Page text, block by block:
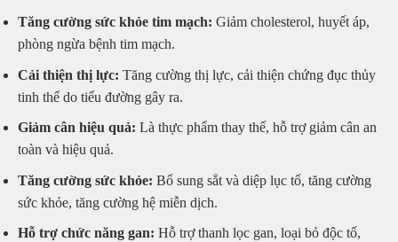
Tăng cường sức khỏe tim mạch: Giảm cholesterol, huyết áp,
phòng ngừa bệnh tim mạch.
Cải thiện thị lực: Tăng cường thị lực, cải thiện chứng đục thủy
tinh thể do tiểu đường gây ra.
Giảm cân hiệu quả: Là thực phẩm thay thế, hỗ trợ giảm cân an
toàn và hiệu quả.
Tăng cường sức khỏe: Bổ sung sắt và diệp lục tố, tăng cường
sức khỏe, tăng cường hệ miễn dịch.
Hỗ trợ chức năng gan: Hỗ trợ thanh lọc gan, loại bỏ độc tố,